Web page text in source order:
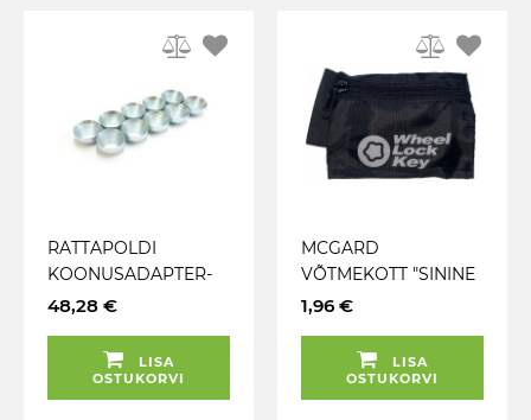
RATTAPOLDI
KOONUSADAPTER-
ÜLEMINEK 60-
48,28 €
LISA
OSTUKORVI
MCGARD
VÕTMEKOTT "SININE
ESMASPÄEV"
1,96 €
LISA
OSTUKORVI